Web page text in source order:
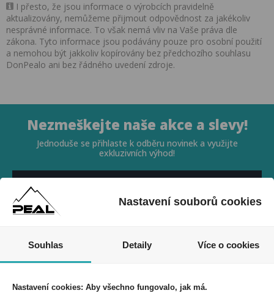
I přesto, že jsou informace o výrobcích pravidelně
aktualizovány, nemůžeme přijmout odpovědnost za jakékoliv
nesprávné informace. To však nemá vliv na Vaše práva dle
zákona. Tyto informace jsou podávány pouze pro osobní použití
a nemohou být jakkoliv kopírovány bez předchozího souhlasu
DonPealo ani bez řádného uvedení zdroje.
Nezmeškejte naše akce a slevy!
Jednoduše se přihlaste k odběru novinek a využijte
exkluzivních výhod!
Souhlasím se zpracováním osobních údajů *
Nastavení souborů cookies
Souhlas Detaily Více o cookies
Nastavení cookies: Aby všechno fungovalo, jak má.